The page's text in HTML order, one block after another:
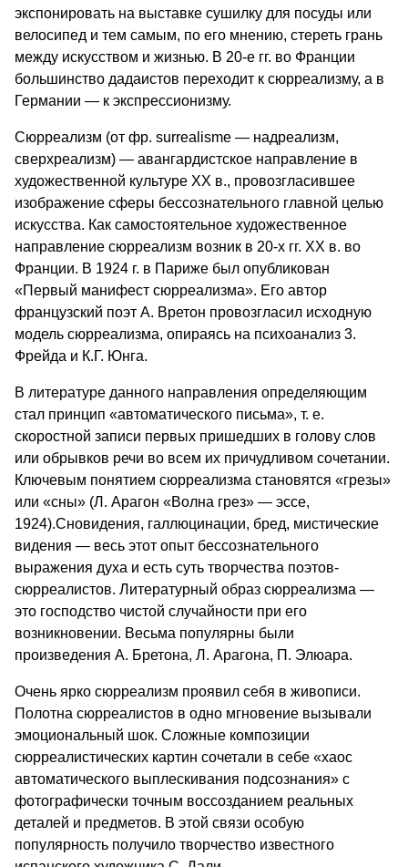
экспонировать на выставке сушилку для посуды или
велосипед и тем самым, по его мнению, стереть грань
между искусством и жизнью. В 20-е гг. во Франции
большинство дадаистов переходит к сюрреализму, а в
Германии — к экспрессионизму.
Сюрреализм (от фр. surrealisme — надреализм,
сверхреализм) — авангардистское направление в
художественной культуре XX в., провозгласившее
изображение сферы бессознательного главной целью
искусства. Как самостоятельное художественное
направление сюрреализм возник в 20-х гг. XX в. во
Франции. В 1924 г. в Париже был опубликован
«Первый манифест сюрреализма». Его автор
французский поэт А. Вретон провозгласил исходную
модель сюрреализма, опираясь на психоанализ 3.
Фрейда и К.Г. Юнга.
В литературе данного направления определяющим
стал принцип «автоматического письма», т. е.
скоростной записи первых пришедших в голову слов
или обрывков речи во всем их причудливом сочетании.
Ключевым понятием сюрреализма становятся «грезы»
или «сны» (Л. Арагон «Волна грез» — эссе,
1924).Сновидения, галлюцинации, бред, мистические
видения — весь этот опыт бессознательного
выражения духа и есть суть творчества поэтов-
сюрреалистов. Литературный образ сюрреализма —
это господство чистой случайности при его
возникновении. Весьма популярны были
произведения А. Бретона, Л. Арагона, П. Элюара.
Очень ярко сюрреализм проявил себя в живописи.
Полотна сюрреалистов в одно мгновение вызывали
эмоциональный шок. Сложные композиции
сюрреалистических картин сочетали в себе «хаос
автоматического выплескивания подсознания» с
фотографически точным воссозданием реальных
деталей и предметов. В этой связи особую
популярность получило творчество известного